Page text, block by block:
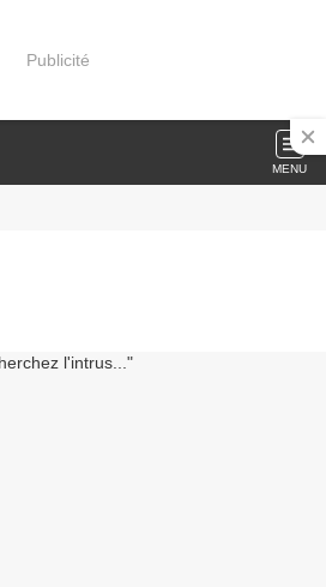
Publicité
MENU